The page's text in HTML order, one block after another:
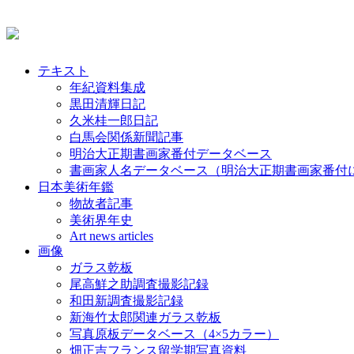
テキスト
年紀資料集成
黒田清輝日記
久米桂一郎日記
白馬会関係新聞記事
明治大正期書画家番付データベース
書画家人名データベース（明治大正期書画家番付
日本美術年鑑
物故者記事
美術界年史
Art news articles
画像
ガラス乾板
尾高鮮之助調査撮影記録
和田新調査撮影記録
新海竹太郎関連ガラス乾板
写真原板データベース（4×5カラー）
畑正吉フランス留学期写真資料